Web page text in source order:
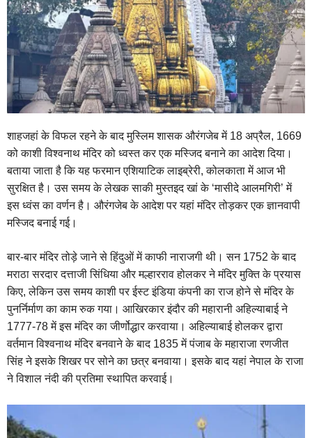
शाहजहां के विफल रहने के बाद मुस्लिम शासक औरंगजेब में 18 अप्रैल, 1669
को काशी विश्वनाथ मंदिर को ध्वस्त कर एक मस्जिद बनाने का आदेश दिया।
बताया जाता है कि यह फरमान एशियाटिक लाइब्रेरी, कोलकाता में आज भी
सुरक्षित है। उस समय के लेखक साकी मुस्तइद खां के ‘मासीदे आलमगिरी’ में
इस ध्वंस का वर्णन है। औरंगजेब के आदेश पर यहां मंदिर तोड़कर एक ज्ञानवापी
मस्जिद बनाई गई।
बार-बार मंदिर तोड़े जाने से हिंदुओं में काफी नाराजगी थी। सन 1752 के बाद
मराठा सरदार दत्ताजी सिंधिया और मल्हारराव होलकर ने मंदिर मुक्ति के प्रयास
किए, लेकिन उस समय काशी पर ईस्ट इंडिया कंपनी का राज होने से मंदिर के
पुनर्निर्माण का काम रुक गया। आखिरकार इंदौर की महारानी अहिल्याबाई ने
1777-78 में इस मंदिर का जीर्णोद्धार करवाया। अहिल्याबाई होलकर द्वारा
वर्तमान विश्वनाथ मंदिर बनवाने के बाद 1835 में पंजाब के महाराजा रणजीत
सिंह ने इसके शिखर पर सोने का छत्र बनवाया। इसके बाद यहां नेपाल के राजा
ने विशाल नंदी की प्रतिमा स्थापित करवाई।